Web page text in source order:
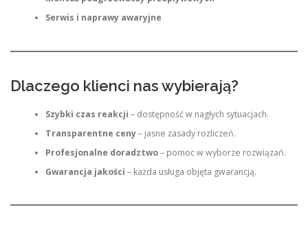
Serwis i naprawy awaryjne
Dlaczego klienci nas wybierają?
Szybki czas reakcji – dostępność w nagłych sytuacjach.
Transparentne ceny– jasne zasady rozliczeń.
Profesjonalne doradztwo– pomoc w wyborze rozwiązań.
Gwarancja jakości – każda usługa objęta gwarancją.